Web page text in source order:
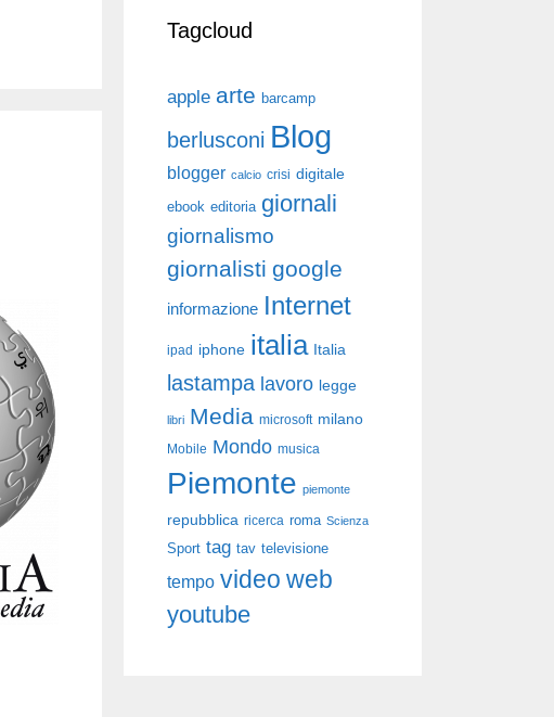
Tagcloud
apple arte barcamp
berlusconi Blog
blogger calcio crisi digitale
ebook editoria giornali
giornalismo
giornalisti google
informazione Internet
ipad iphone italia Italia
lastampa lavoro legge
libri Media microsoft milano
Mobile Mondo musica
Piemonte piemonte
repubblica ricerca roma Scienza
Sport tag tav televisione
tempo video web
youtube